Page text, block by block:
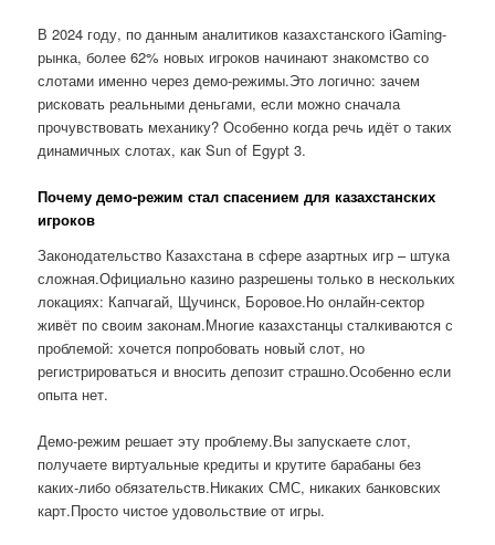
В 2024 году, по данным аналитиков казахстанского iGaming-
рынка, более 62% новых игроков начинают знакомство со
слотами именно через демо-режимы.Это логично: зачем
рисковать реальными деньгами, если можно сначала
прочувствовать механику? Особенно когда речь идёт о таких
динамичных слотах, как Sun of Egypt 3.
Почему демо-режим стал спасением для казахстанских
игроков
Законодательство Казахстана в сфере азартных игр – штука
сложная.Официально казино разрешены только в нескольких
локациях: Капчагай, Щучинск, Боровое.Но онлайн-сектор
живёт по своим законам.Многие казахстанцы сталкиваются с
проблемой: хочется попробовать новый слот, но
регистрироваться и вносить депозит страшно.Особенно если
опыта нет.
Демо-режим решает эту проблему.Вы запускаете слот,
получаете виртуальные кредиты и крутите барабаны без
каких-либо обязательств.Никаких СМС, никаких банковских
карт.Просто чистое удовольствие от игры.